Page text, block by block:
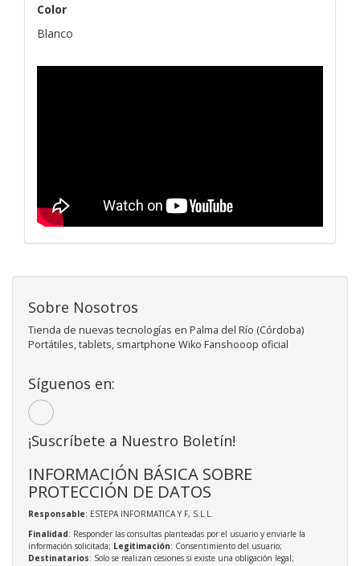
Color
Blanco
Sobre Nosotros
Tienda de nuevas tecnologías en Palma del Río (Córdoba)
Portátiles, tablets, smartphone Wiko Fanshooop oficial
Síguenos en:
¡Suscríbete a Nuestro Boletín!
INFORMACIÓN BÁSICA SOBRE
PROTECCIÓN DE DATOS
Responsable: ESTEPA INFORMATICA Y F, S.L.L.
Finalidad: Responder las consultas planteadas por el usuario y enviarle la
información solicitada; Legitimación: Consentimiento del usuario;
Destinatarios: Solo se realizan cesiones si existe una obligación legal;